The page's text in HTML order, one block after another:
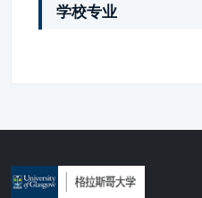
学校专业